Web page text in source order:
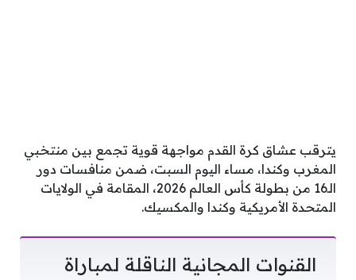
يترقب عشاق كرة القدم مواجهة قوية تجمع بين منتخبي
المغرب وكندا، مساء اليوم السبت، ضمن منافسات دور
الـ16 من بطولة كأس العالم 2026، المقامة في الولايات
المتحدة الأمريكية وكندا والمكسيك.
القنوات المجانية الناقلة لمباراة